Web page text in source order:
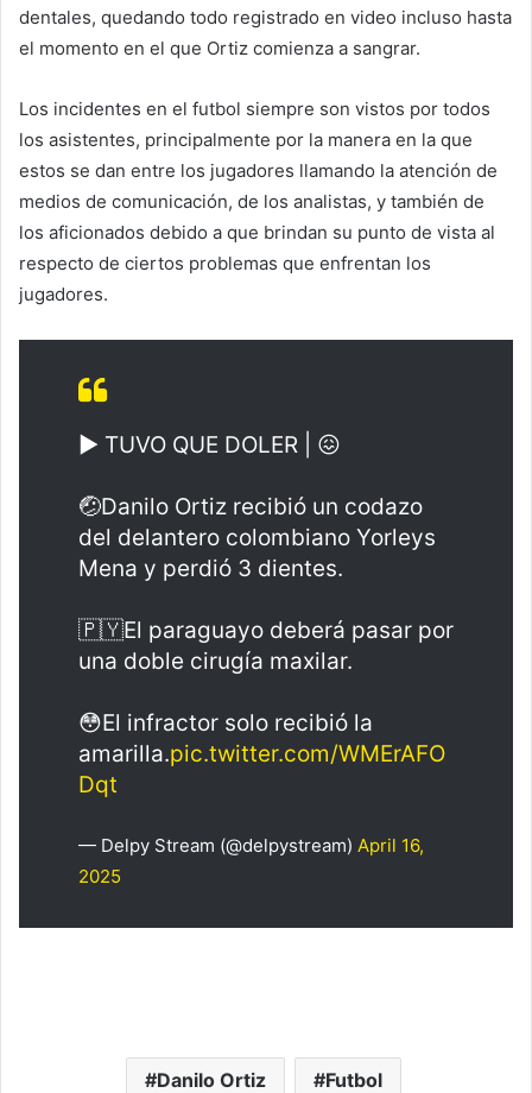
dentales, quedando todo registrado en video incluso hasta
el momento en el que Ortiz comienza a sangrar.
Los incidentes en el futbol siempre son vistos por todos
los asistentes, principalmente por la manera en la que
estos se dan entre los jugadores llamando la atención de
medios de comunicación, de los analistas, y también de
los aficionados debido a que brindan su punto de vista al
respecto de ciertos problemas que enfrentan los
jugadores.
▶️ TUVO QUE DOLER | 😖
🤕Danilo Ortiz recibió un codazo
del delantero colombiano Yorleys
Mena y perdió 3 dientes.
🇵🇾El paraguayo deberá pasar por
una doble cirugía maxilar.
😳El infractor solo recibió la
amarilla.pic.twitter.com/WMErAFO
Dqt
— Delpy Stream (@delpystream) April 16,
2025
Danilo Ortiz Futbol